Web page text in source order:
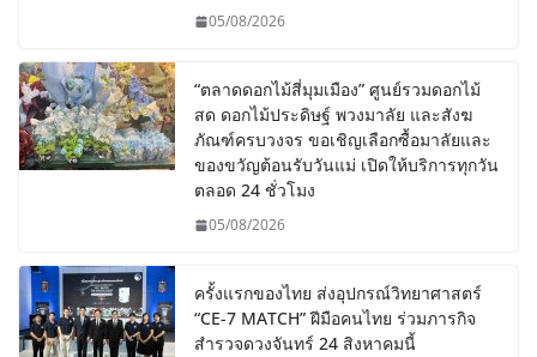
05/08/2026
“ตลาดดอกไม้สี่มุมเมือง” ศูนย์รวมดอกไม้
สด ดอกไม้ประดิษฐ์ พวงมาลัย และสังฆ
ภัณฑ์ครบวงจร ขอเชิญเลือกซื้อมาลัยและ
ของขวัญต้อนรับวันแม่ เปิดให้บริการทุกวัน
ตลอด 24 ชั่วโมง
05/08/2026
ครั้งแรกของไทย ส่งอุปกรณ์วิทยาศาสตร์
“CE-7 MATCH” ฝีมือคนไทย ร่วมภารกิจ
สำรวจดวงจันทร์ 24 สิงหาคมนี้